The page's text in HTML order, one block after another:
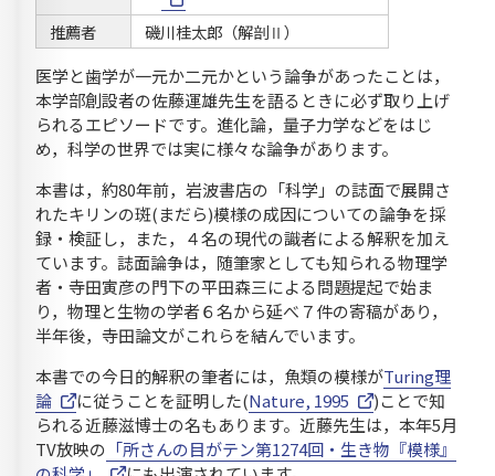
推薦者
磯川桂太郎（解剖Ⅱ）
医学と歯学が一元か二元かという論争があったことは，
本学部創設者の佐藤運雄先生を語るときに必ず取り上げ
られるエピソードです。進化論，量子力学などをはじ
め，科学の世界では実に様々な論争があります。
本書は，約80年前，岩波書店の「科学」の誌面で展開さ
れたキリンの斑(まだら)模様の成因についての論争を採
録・検証し，また，４名の現代の識者による解釈を加え
ています。誌面論争は，随筆家としても知られる物理学
者・寺田寅彦の門下の平田森三による問題提起で始ま
り，物理と生物の学者６名から延べ７件の寄稿があり，
半年後，寺田論文がこれらを結んでいます。
本書での今日的解釈の筆者には，魚類の模様がTuring理
論
に従うことを証明した(Nature, 1995
)ことで知
られる近藤滋博士の名もあります。近藤先生は，本年5月
TV放映の 「所さんの目がテン第1274回・生き物『模様』